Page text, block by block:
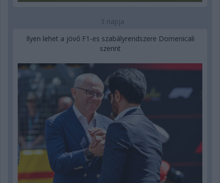
3 napja
Ilyen lehet a jövő F1-es szabályrendszere Domenicali
szerint